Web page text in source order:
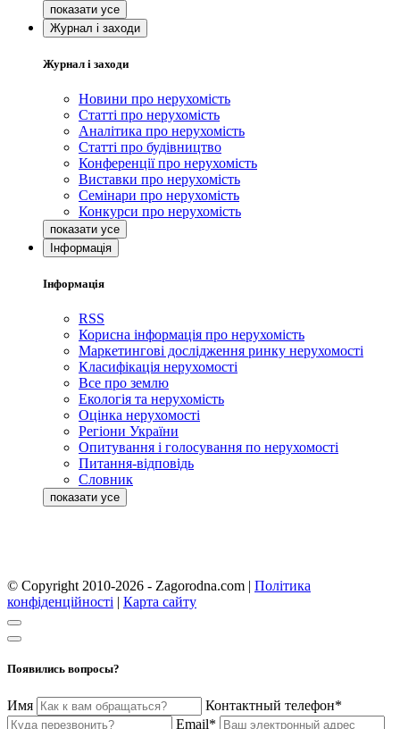
Журнал і заходи
Журнал і заходи
Новини про нерухомість
Статті про нерухомість
Аналітика про нерухомість
Статті про будівництво
Конференції про нерухомість
Виставки про нерухомість
Семінари про нерухомість
Конкурси про нерухомість
Інформація
Інформація
RSS
Корисна інформація про нерухомість
Маркетингові дослідження ринку нерухомості
Класифікація нерухомості
Все про землю
Екологія та нерухомість
Оцінка нерухомості
Регіони України
Опитування і голосування по нерухомості
Питання-відповідь
Словник
© Copyright 2010-2026 - Zagorodna.com | Політика
конфіденційності | Карта сайту
Появились вопросы?
Имя
Контактный телефон*
Email*